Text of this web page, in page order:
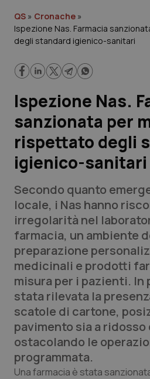
Governo e Parlamento
Regioni e Asl
Lavoro e Professioni
Scienza e Farmaci
Studi e Analisi
Lettere al direttore
Edizioni Regionali
QS Pro
Professionisti Sanitari.AI
Abruzzo
Basilicata
Calabria
QS Pro Gold
Artrite & artrosi
Asma & BPCO
QS Club Newsletter
QS » Cronache »
Ispezione Nas. Farmacia
degli standard igienico-sanitari
Ispezione Nas.
sanzionata per
rispettato degli
igienico-sanitari
Secondo quanto
locale, i Nas hanno
irregolarità nel
farmacia, un ambiente
preparazione
medicinali e prodotti
misura per i pazienti. In
stata rilevata la
scatole di cartone,
pavimento sia a
ostacolando le
programmata.
Una farmacia è stata